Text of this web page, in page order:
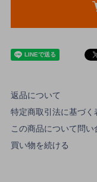
返品について
特定商取引法に基づく
この商品について問い
買い物を続ける